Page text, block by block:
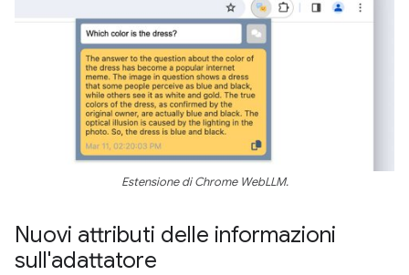
Estensione di Chrome WebLLM.
Nuovi attributi delle informazioni
sull'adattatore